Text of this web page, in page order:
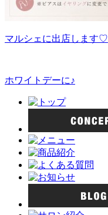
マルシェに出店します♡
ホワイトデーに♪